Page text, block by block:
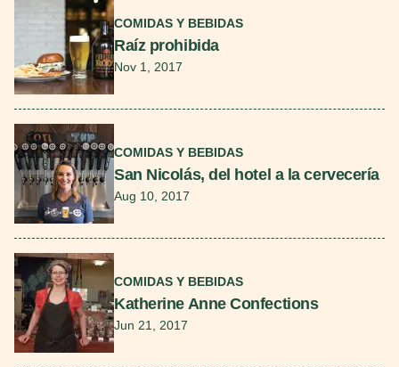
COMIDAS Y BEBIDAS
Raíz prohibida
Nov 1, 2017
COMIDAS Y BEBIDAS
San Nicolás, del hotel a la cervecería
Aug 10, 2017
COMIDAS Y BEBIDAS
Katherine Anne Confections
Jun 21, 2017